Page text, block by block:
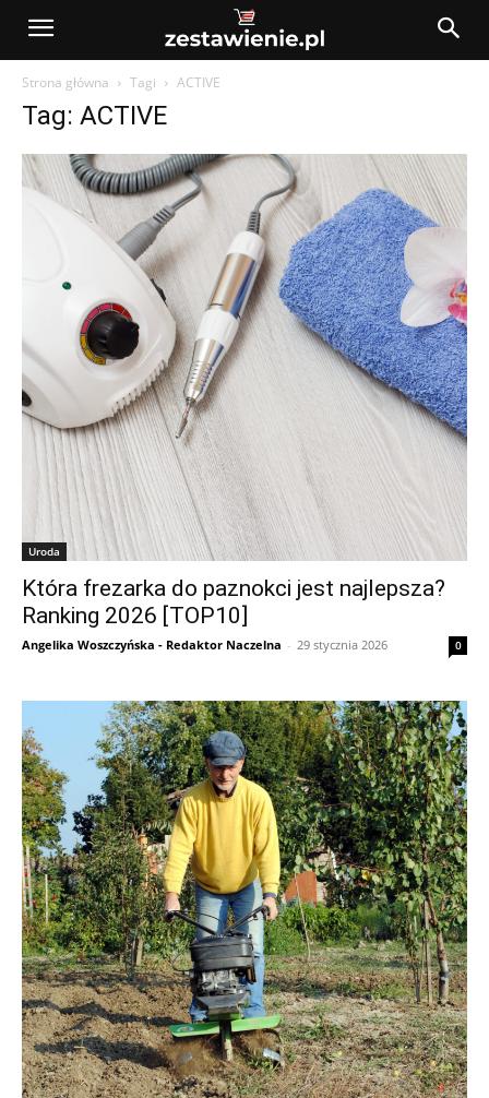
Strona główna Tagi ACTIVE
Tag: ACTIVE
Uroda
Która frezarka do paznokci jest najlepsza?
Ranking 2026 [TOP10]
Angelika Woszczyńska - Redaktor Naczelna - 29 stycznia 2026 0